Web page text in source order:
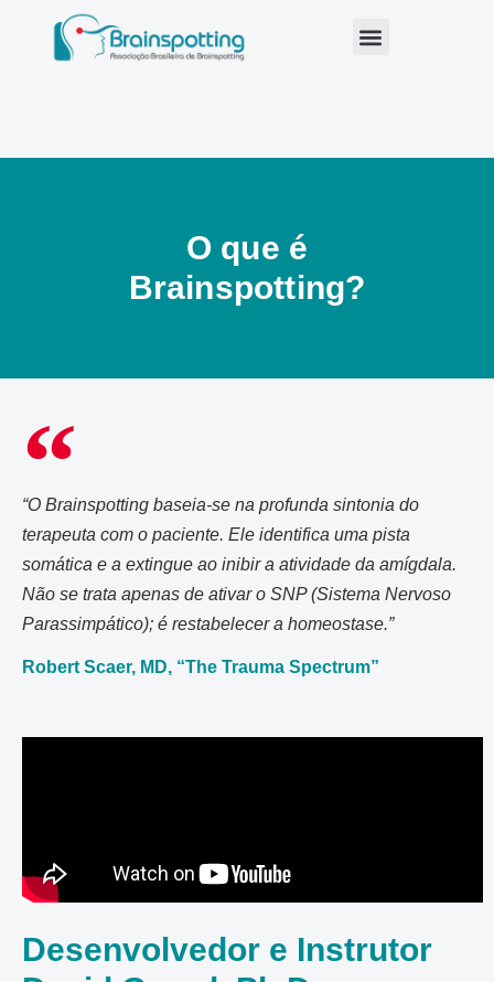
O que é
Brainspotting?
“O Brainspotting baseia-se na profunda sintonia do
terapeuta com o paciente. Ele identifica uma pista
somática e a extingue ao inibir a atividade da amígdala.
Não se trata apenas de ativar o SNP (Sistema Nervoso
Parassimpático); é restabelecer a homeostase.”
Robert Scaer, MD, “The Trauma Spectrum”
Desenvolvedor e Instrutor